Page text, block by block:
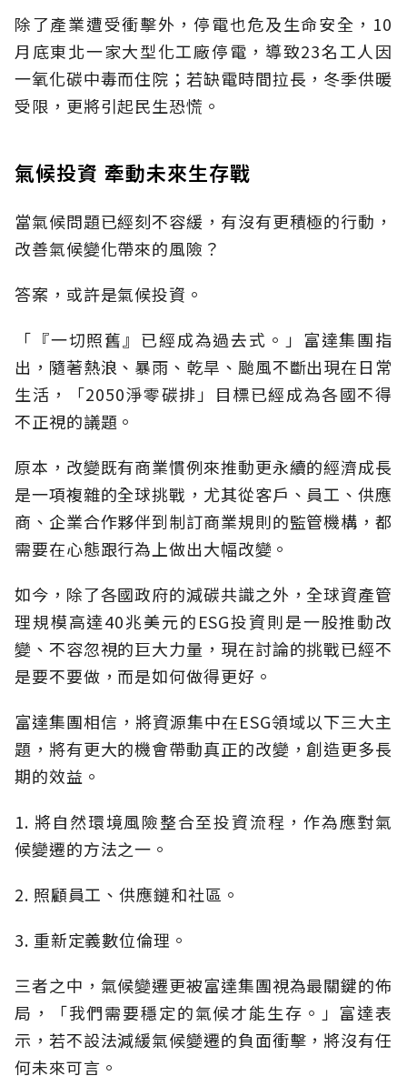
除了產業遭受衝擊外，停電也危及生命安全，10
月底東北一家大型化工廠停電，導致23名工人因
一氧化碳中毒而住院；若缺電時間拉長，冬季供暖
受限，更將引起民生恐慌。
氣候投資 牽動未來生存戰
當氣候問題已經刻不容緩，有沒有更積極的行動，
改善氣候變化帶來的風險？
答案，或許是氣候投資。
「『一切照舊』已經成為過去式。」富達集團指
出，隨著熱浪、暴雨、乾旱、颱風不斷出現在日常
生活，「2050淨零碳排」目標已經成為各國不得
不正視的議題。
原本，改變既有商業慣例來推動更永續的經濟成長
是一項複雜的全球挑戰，尤其從客戶、員工、供應
商、企業合作夥伴到制訂商業規則的監管機構，都
需要在心態跟行為上做出大幅改變。
如今，除了各國政府的減碳共識之外，全球資產管
理規模高達40兆美元的ESG投資則是一股推動改
變、不容忽視的巨大力量，現在討論的挑戰已經不
是要不要做，而是如何做得更好。
富達集團相信，將資源集中在ESG領域以下三大主
題，將有更大的機會帶動真正的改變，創造更多長
期的效益。
1. 將自然環境風險整合至投資流程，作為應對氣
候變遷的方法之一。
2. 照顧員工、供應鏈和社區。
3. 重新定義數位倫理。
三者之中，氣候變遷更被富達集團視為最關鍵的佈
局，「我們需要穩定的氣候才能生存。」富達表
示，若不設法減緩氣候變遷的負面衝擊，將沒有任
何未來可言。